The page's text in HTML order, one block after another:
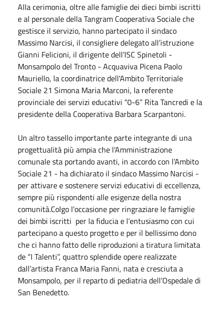
Alla cerimonia, oltre alle famiglie dei dieci bimbi iscritti
e al personale dellaTangram Cooperativa Socialeche
gestisce il servizio, hanno partecipato il sindaco
Massimo Narcisi, il consigliere delegato all’istruzione
Gianni Felicioni, il dirigente dell’ISC Spinetoli -
Monsampolo del Tronto - Acquaviva Picena Paolo
Mauriello, la coordinatrice dell'Ambito Territoriale
Sociale 21 Simona Maria Marconi, la referente
provinciale dei servizi educativi “0-6” Rita Tancredi e la
presidente della Cooperativa Barbara Scarpantoni.
Un altro tassello importante parte integrante di una
progettualità più ampia che l'Amministrazione
comunale sta portando avanti, in accordo con l’Ambito
Sociale 21 - ha dichiarato il sindaco Massimo Narcisi -
per attivare e sostenere servizi educativi di eccellenza,
sempre più rispondenti alle esigenze della nostra
comunità.Colgo l'occasione per ringraziare le famiglie
dei bimbi iscritti per la fiducia e l’entusiasmo con cui
partecipano a questo progetto e per il bellissimo dono
che ci hanno fatto delle riproduzioni a tiratura limitata
de “I Talenti”, quattro splendide opere realizzate
dall’artista Franca Maria Fanni, nata e cresciuta a
Monsampolo, per il reparto di pediatria dell’Ospedale di
San Benedetto.